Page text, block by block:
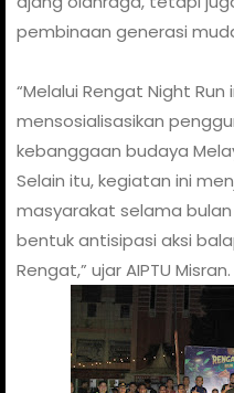
pembinaan generasi
“Melalui Rengat Night Run
mensosialisasikan
kebanggaan budaya
Selain itu, kegiatan ini
masyarakat selama
bentuk antisipasi aksi
Rengat,” ujar AIPTU Misran.